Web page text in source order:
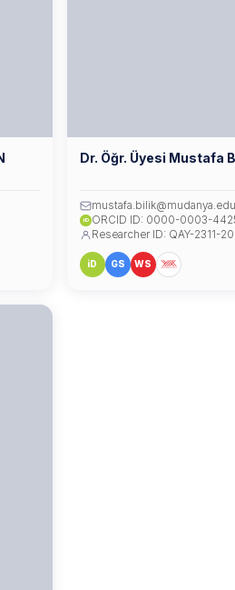
Dr. Öğr. Üyesi Mustafa
iD ORCID ID: 0000-0003-
Researcher ID: QAY-2311-
iD GS WS